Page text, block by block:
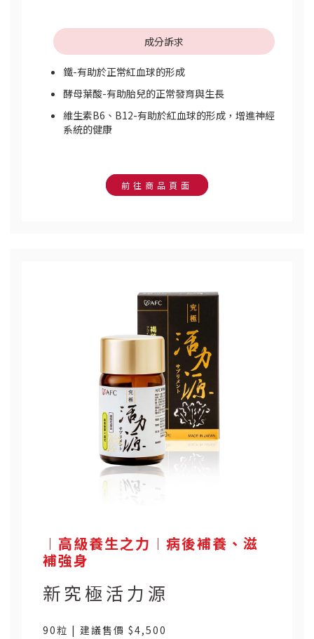
成分訴求
鐵-有助於正常紅血球的形成
酵母葉酸-有助胎兒的正常發育與生長
維生素B6、B12-有助於紅血球的形成，增進神經
系統的健康
前往商品頁面
︱高級養生之力︱病後補養、滋
補強身
新究極活力源
90粒 | 建議售價 $4,500